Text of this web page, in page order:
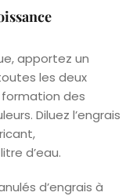
apportez un
les deux
des
Diluez l’engrais
d’eau.
d’engrais à